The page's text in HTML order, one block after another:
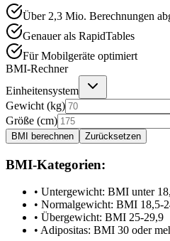
Über 2,3 Mio. Berechnungen
Genauer als RapidTables
Für Mobilgeräte optimiert
BMI-Rechner
Einheitensystem
Gewicht (kg)
Größe (cm)
BMI berechnen Zurücksetzen
BMI-Kategorien:
• Untergewicht: BMI unter
• Normalgewicht: BMI 18,5-
• Übergewicht: BMI 25-29,9
• Adipositas: BMI 30 oder